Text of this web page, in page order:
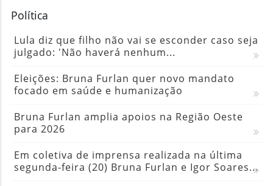
Política
Lula diz que filho não vai se esconder caso seja
julgado: 'Não haverá nenhum...
Eleições: Bruna Furlan quer novo mandato
focado em saúde e humanização
Bruna Furlan amplia apoios na Região Oeste
para 2026
Em coletiva de imprensa realizada na última
segunda-feira (20) Bruna Furlan e Igor Soares...